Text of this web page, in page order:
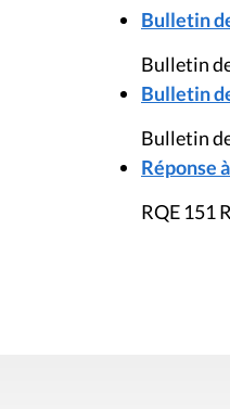
Bulletin
Bulletin
Bulletin
Bulletin
Réponse
RQE 151